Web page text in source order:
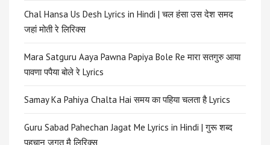
Chal Hansa Us Desh Lyrics in Hindi | चल हंसा उस देश समद
जहां मोती रे लिरिक्स
Mara Satguru Aaya Pawna Papiya Bole Re मारा सतगुरु आया
पावणा पपैया बोले रे Lyrics
Samay Ka Pahiya Chalta Hai समय का पहिया चलता है Lyrics
Guru Sabad Pahechan Jagat Me Lyrics in Hindi | गुरू शब्द
पहचान जगत मै लिरिक्स